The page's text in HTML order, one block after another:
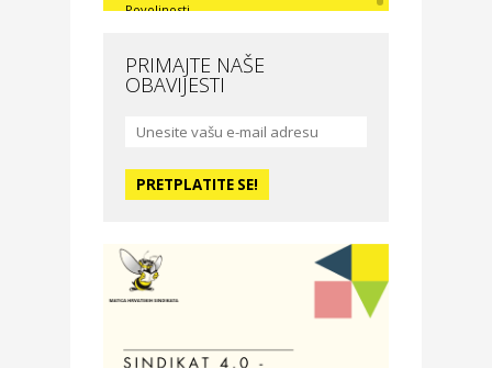
Povoljnosti
Moda i ljepota
studio – Osijek
Zdravlje i osiguranje
PRIMAJTE NAŠE
OBAVIJESTI